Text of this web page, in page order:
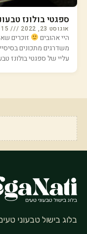
ספגטי בולונז
אוגוסט 23, 2022 15 תגובות
היי אהובים
זוכרים
משדרגים מתכונים
עליי של ספגטי בולונז
בלוג בישול טבעוני טעים.